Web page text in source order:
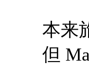
本来
但